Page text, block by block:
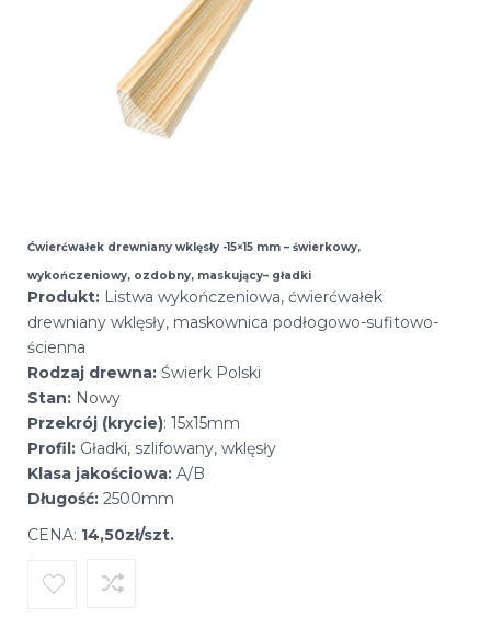
Ćwierćwałek drewniany wklęsły -15×15 mm – świerkowy,
wykończeniowy, ozdobny, maskujący– gładki
Produkt: Listwa wykończeniowa, ćwierćwałek
drewniany wklęsły, maskownica podłogowo-sufitowo-
ścienna
Rodzaj drewna: Świerk Polski
Stan: Nowy
Przekrój (krycie): 15x15mm
Profil: Gładki, szlifowany, wklęsły
Klasa jakościowa: A/B
Długość: 2500mm
CENA: 14,50zł/szt.